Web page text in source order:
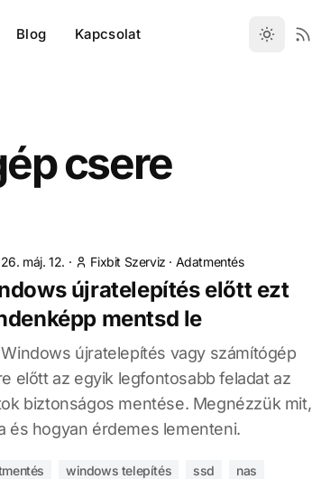
Blog Kapcsolat
csere
máj. 12. · Fixbit Szerviz · Adatmentés
újratelepítés előtt ezt
mentsd le
újratelepítés vagy számítógép
előtt az egyik legfontosabb feladat az
biztonságos mentése. Megnézzük mit,
és hogyan érdemes lementeni.
windows telepítés ssd
nas